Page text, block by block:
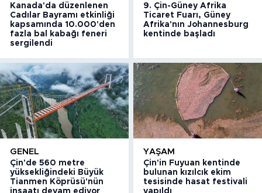
Kanada'da düzenlenen
Cadılar Bayramı etkinliği
kapsamında 10.000'den
fazla bal kabağı feneri
sergilendi
9. Çin-Güney Afrika
Ticaret Fuarı, Güney
Afrika'nın Johannesburg
kentinde başladı
GENEL
Çin'de 560 metre
yüksekliğindeki Büyük
Tianmen Köprüsü'nün
inşaatı devam ediyor
YAŞAM
Çin'in Fuyuan kentinde
bulunan kızılcık ekim
tesisinde hasat festivali
yapıldı